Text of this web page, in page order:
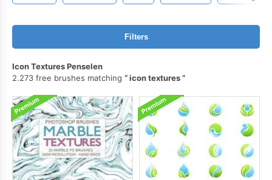
Filters
Icon Textures Penselen
2.273 free brushes matching
icon textures